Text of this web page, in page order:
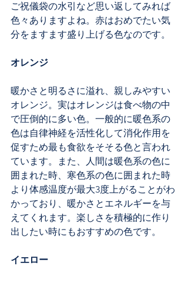
ご祝儀袋の水引など思い返してみれば
色々ありますよね。赤はおめでたい気
分をますます盛り上げる色なのです。
オレンジ
暖かさと明るさに溢れ、親しみやすい
オレンジ。実はオレンジは食べ物の中
で圧倒的に多い色。一般的に暖色系の
色は自律神経を活性化して消化作用を
促すため最も食欲をそそる色と言われ
ています。また、人間は暖色系の色に
囲まれた時、寒色系の色に囲まれた時
より体感温度が最大3度上がることがわ
かっており、暖かさとエネルギーを与
えてくれます。楽しさを積極的に作り
出したい時にもおすすめの色です。
イエロー